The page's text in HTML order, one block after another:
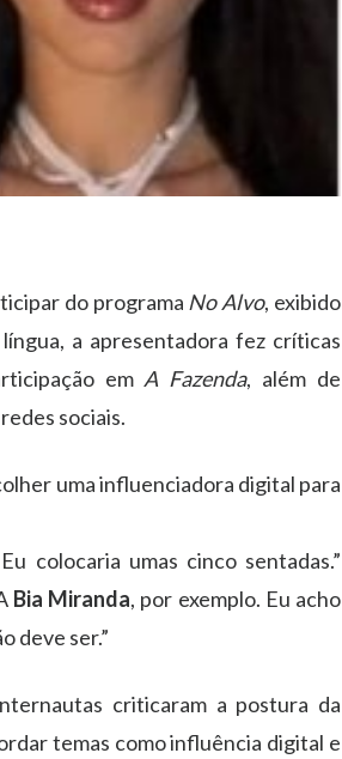
do programa No Alvo, exibido
a apresentadora fez críticas
em A Fazenda, além de
sociais.
uma influenciadora digital para
colocaria umas cinco sentadas.”
Bia Miranda, por exemplo. Eu acho
deve ser.”
criticaram a postura da
temas como influência digital e